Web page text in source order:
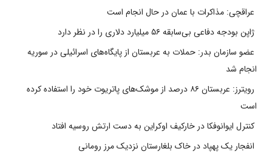
عراقچی: مذاکرات با عمان در حال انجام است
ژاپن بودجه دفاعی بی‌سابقه ۵۶ میلیارد دلاری را در نظر دارد
عضو سازمان بدر: حملات به عربستان از پایگاه‌های اسرائیلی در سوریه
انجام شد
رویترز: عربستان ۸۶ درصد از موشک‌های پاتریوت خود را استفاده کرده
است
کنترل ایوانوفکا در خارکیف اوکراین به دست ارتش روسیه افتاد
انفجار یک پهپاد در خاک بلغارستان نزدیک مرز رومانی